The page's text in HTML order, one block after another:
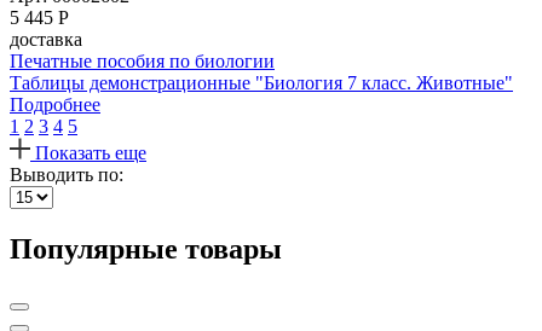
5 445 Р
доставка
Печатные пособия по биологии
Таблицы демонстрационные "Биология 7 класс. Животные"
Подробнее
1 2 3 4 5
Показать еще
Выводить по:
Популярные товары